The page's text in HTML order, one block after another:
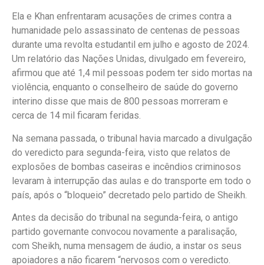
Ela e Khan enfrentaram acusações de crimes contra a
humanidade pelo assassinato de centenas de pessoas
durante uma revolta estudantil em julho e agosto de 2024.
Um relatório das Nações Unidas, divulgado em fevereiro,
afirmou que até 1,4 mil pessoas podem ter sido mortas na
violência, enquanto o conselheiro de saúde do governo
interino disse que mais de 800 pessoas morreram e
cerca de 14 mil ficaram feridas.
Na semana passada, o tribunal havia marcado a divulgação
do veredicto para segunda-feira, visto que relatos de
explosões de bombas caseiras e incêndios criminosos
levaram à interrupção das aulas e do transporte em todo o
país, após o “bloqueio” decretado pelo partido de Sheikh.
Antes da decisão do tribunal na segunda-feira, o antigo
partido governante convocou novamente a paralisação,
com Sheikh, numa mensagem de áudio, a instar os seus
apoiadores a não ficarem “nervosos com o veredicto.